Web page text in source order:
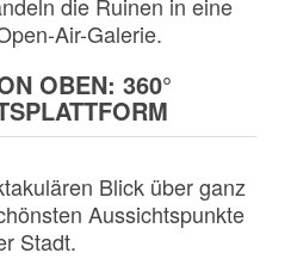
die Ruinen in eine
Air-Galerie.
OBEN: 360°
Blick über ganz
Aussichtspunkte
Stadt.